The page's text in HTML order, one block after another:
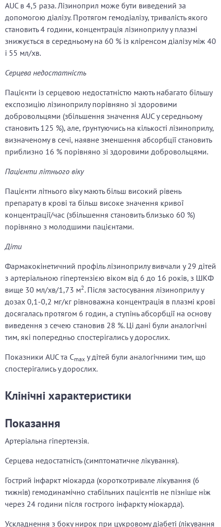
AUC в 4,5 раза. Лізиноприл може бути виведений за
допомогою діалізу. Протягом гемодіалізу, тривалість якого
становить 4 години, концентрація лізиноприлу у плазмі
знижується в середньому на 60 % із кліренсом діалізу між 40
і 55 мл/хв.
Серцева недостатність
Пацієнти із серцевою недостатністю мають набагато більшу
експозицію лізиноприлу порівняно зі здоровими
добровольцями (збільшення значення AUC у середньому
становить 125 %), але, ґрунтуючись на кількості лізиноприлу,
визначеному в сечі, наявне зменшення абсорбції становить
приблизно 16 % порівняно зі здоровими добровольцями.
Пацієнти літнього віку
Пацієнти літнього віку мають більш високий рівень
препарату в крові та більш високе значення кривої
концентрації/час (збільшення становить близько 60 %)
порівняно з молодшими пацієнтами.
Діти
Фармакокінетичний профіль лізиноприлу вивчали у 29 дітей
з артеріальною гіпертензією віком від 6 до 16 років, з ШКФ
вище 30 мл/хв/1,73 м2. Після застосування лізиноприлу у
дозах 0,1-0,2 мг/кг рівноважна концентрація в плазмі крові
досягалась протягом 6 годин, а ступінь абсорбції на основу
виведення з сечею становив 28 %. Ці дані були аналогічні
тим, які попередньо спостерігались у дорослих.
Показники AUC та Cmax у дітей були аналогічними тим, що
спостерігались у дорослих.
Клінічні характеристики
Показання
Артеріальна гіпертензія.
Серцева недостатність (симптоматичне лікування).
Гострий інфаркт міокарда (короткотривале лікування (6
тижнів) гемодинамічно стабільних пацієнтів не пізніше ніж
через 24 години після гострого інфаркту міокарда).
Ускладнення з боку нирок при цукровому діабеті (лікування